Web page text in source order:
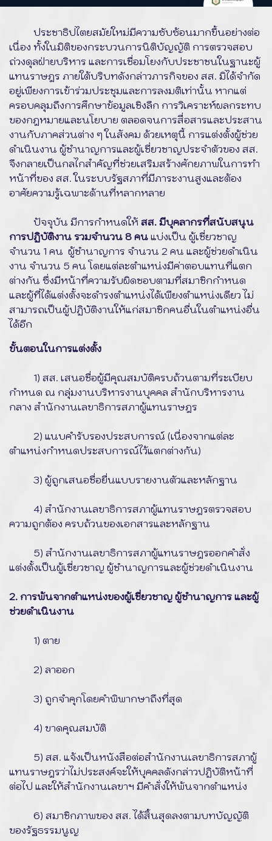
ประชาธิปไตยสมัยใหม่มีความซับซ้อนมากขึ้นอย่างต่อ
เนื่อง ทั้งในมิติของกระบวนการนิติบัญญัติ การตรวจสอบ
ถ่วงดุลฝ่ายบริหาร และการเชื่อมโยงกับประชาชนในฐานะผู้
แทนราษฎร ภายใต้บริบทดังกล่าวภารกิจของ สส. มิได้จำกัด
อยู่เพียงการเข้าร่วมประชุมและการลงมติเท่านั้น หากแต่
ครอบคลุมถึงการศึกษาข้อมูลเชิงลึก การวิเคราะห์ผลกระทบ
ของกฎหมายและนโยบาย ตลอดจนการสื่อสารและประสาน
งานกับภาคส่วนต่าง ๆ ในสังคม ด้วยเหตุนี้ การแต่งตั้งผู้ช่วย
ดำเนินงาน ผู้ชำนาญการและผู้เชี่ยวชาญประจำตัวของ สส.
จึงกลายเป็นกลไกสำคัญที่ช่วยเสริมสร้างศักยภาพในการทำ
หน้าที่ของ สส. ในระบบรัฐสภาที่มีภาระงานสูงและต้อง
อาศัยความรู้เฉพาะด้านที่หลากหลาย
ปัจจุบัน มีการกำหนดให้ สส. มีบุคลากรที่สนับสนุน
การปฏิบัติงาน รวมจำนวน 8 คน แบ่งเป็น ผู้เชี่ยวชาญ
จำนวน 1 คน ผู้ชำนาญการ จำนวน 2 คน และผู้ช่วยดำเนิน
งาน จำนวน 5 คน โดยแต่ละตำแหน่งมีค่าตอบแทนที่แตก
ต่างกัน ซึ่งมีหน้าที่ความรับผิดชอบตามที่สมาชิกกำหนด
และผู้ที่ได้แต่งตั้งจะดำรงตำแหน่งได้เพียงตำแหน่งเดียว ไม่
สามารถเป็นผู้ปฏิบัติงานให้แก่สมาชิกคนอื่นในตำแหน่งอื่น
ได้อีก
ขั้นตอนในการแต่งตั้ง
1) สส. เสนอชื่อผู้มีคุณสมบัติครบถ้วนตามที่ระเบียบ
กำหนด ณ กลุ่มงานบริหารงานบุคคล สำนักบริหารงาน
กลาง สำนักงานเลขาธิการสภาผู้แทนราษฎร
2) แนบคำรับรองประสบการณ์ (เนื่องจากแต่ละ
ตำแหน่งกำหนดประสบการณ์ไว้แตกต่างกัน)
3) ผู้ถูกเสนอชื่อยื่นแบบรายงานตัวและหลักฐาน
4) สำนักงานเลขาธิการสภาผู้แทนราษฎรตรวจสอบ
ความถูกต้อง ครบถ้วนของเอกสารและหลักฐาน
5) สำนักงานเลขาธิการสภาผู้แทนราษฎรออกคำสั่ง
แต่งตั้งเป็นผู้เชี่ยวชาญ ผู้ชำนาญการและผู้ช่วยดำเนินงาน
2. การพ้นจากตำแหน่งของผู้เชี่ยวชาญ ผู้ชำนาญการ และผู้
ช่วยดำเนินงาน
1) ตาย
2) ลาออก
3) ถูกจำคุกโดยคำพิพากษาถึงที่สุด
4) ขาดคุณสมบัติ
5) สส. แจ้งเป็นหนังสือต่อสำนักงานเลขาธิการสภาผู้
แทนราษฎรว่าไม่ประสงค์จะให้บุคคลดังกล่าวปฏิบัติหน้าที่
ต่อไป และให้สำนักงานเลขาฯ มีคำสั่งให้พ้นจากตำแหน่ง
6) สมาชิกภาพของ สส. ได้สิ้นสุดลงตามบทบัญญัติ
ของรัฐธรรมนูญ